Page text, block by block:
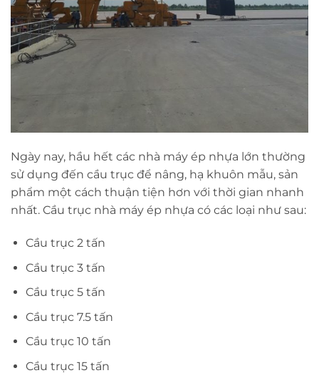
Ngày nay, hầu hết các nhà máy ép nhựa lớn thường
sử dụng đến cầu trục để nâng, hạ khuôn mẫu, sản
phẩm một cách thuận tiện hơn với thời gian nhanh
nhất. Cầu trục nhà máy ép nhựa có các loại như sau:
Cầu trục 2 tấn
Cầu trục 3 tấn
Cầu trục 5 tấn
Cầu trục 7.5 tấn
Cầu trục 10 tấn
Cầu trục 15 tấn